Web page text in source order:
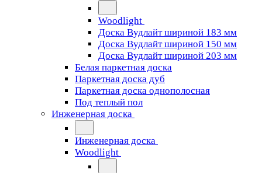
Woodlight
Доска Вудлайт шириной 183 мм
Доска Вудлайт шириной 150 мм
Доска Вудлайт шириной 203 мм
Белая паркетная доска
Паркетная доска дуб
Паркетная доска однополосная
Под теплый пол
Инженерная доска
Инженерная доска
Woodlight